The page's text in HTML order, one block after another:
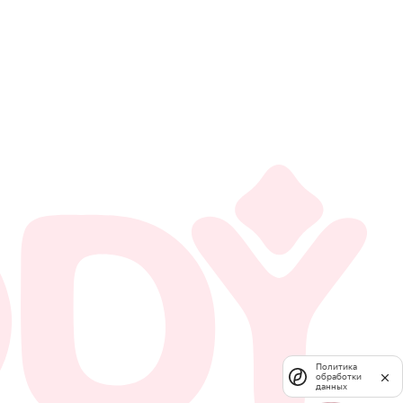
Политика
обработки
данных